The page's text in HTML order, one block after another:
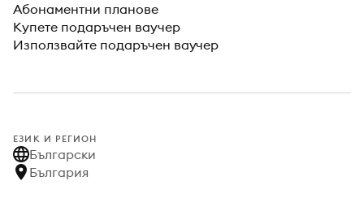
Абонаментни планове
Купете подаръчен ваучер
Използвайте подаръчен ваучер
ЕЗИК И РЕГИОН
Български
България